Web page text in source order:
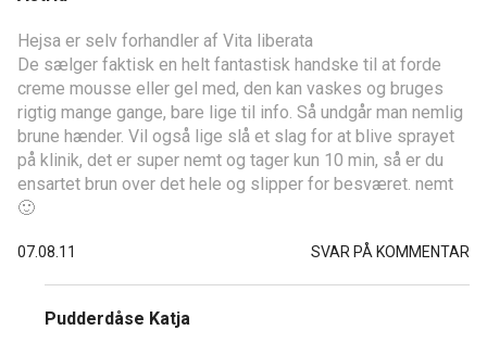
Hejsa er selv forhandler af Vita liberata
De sælger faktisk en helt fantastisk handske til at forde
creme mousse eller gel med, den kan vaskes og bruges
rigtig mange gange, bare lige til info. Så undgår man nemlig
brune hænder. Vil også lige slå et slag for at blive sprayet
på klinik, det er super nemt og tager kun 10 min, så er du
ensartet brun over det hele og slipper for besværet. nemt
🙂
07.08.11 SVAR PÅ KOMMENTAR
Pudderdåse Katja